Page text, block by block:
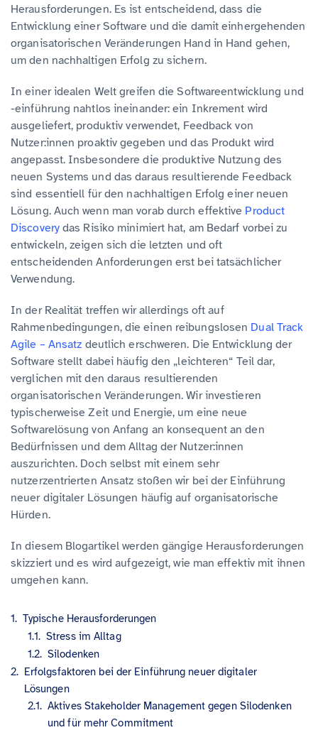
Herausforderungen. Es ist entscheidend, dass die
Entwicklung einer Software und die damit einhergehenden
organisatorischen Veränderungen Hand in Hand gehen,
um den nachhaltigen Erfolg zu sichern.
In einer idealen Welt greifen die Softwareentwicklung und
-einführung nahtlos ineinander: ein Inkrement wird
ausgeliefert, produktiv verwendet, Feedback von
Nutzer:innen proaktiv gegeben und das Produkt wird
angepasst. Insbesondere die produktive Nutzung des
neuen Systems und das daraus resultierende Feedback
sind essentiell für den nachhaltigen Erfolg einer neuen
Lösung. Auch wenn man vorab durch effektive Product
Discoverydas Risiko minimiert hat, am Bedarf vorbei zu
entwickeln, zeigen sich die letzten und oft
entscheidenden Anforderungen erst bei tatsächlicher
Verwendung.
In der Realität treffen wir allerdings oft auf
Rahmenbedingungen, die einen reibungslosen Dual Track
Agile – Ansatz deutlich erschweren. Die Entwicklung der
Software stellt dabei häufig den „leichteren“ Teil dar,
verglichen mit den daraus resultierenden
organisatorischen Veränderungen. Wir investieren
typischerweise Zeit und Energie, um eine neue
Softwarelösung von Anfang an konsequent an den
Bedürfnissen und dem Alltag der Nutzer:innen
auszurichten. Doch selbst mit einem sehr
nutzerzentrierten Ansatz stoßen wir bei der Einführung
neuer digitaler Lösungen häufig auf organisatorische
Hürden.
In diesem Blogartikel werden gängige Herausforderungen
skizziert und es wird aufgezeigt, wie man effektiv mit ihnen
umgehen kann.
Typische Herausforderungen
Stress im Alltag
Silodenken
Erfolgsfaktoren bei der Einführung neuer digitaler
Lösungen
Aktives Stakeholder Management gegen Silodenken
und für mehr Commitment